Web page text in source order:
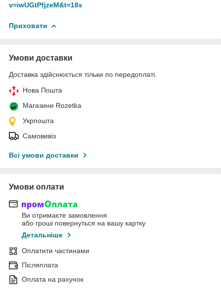
v=iwUGtPfjzeM&t=18s
Приховати
Умови доставки
Доставка здійснюється тільки по передоплаті.
Нова Пошта
Магазини Rozetka
Укрпошта
Самовивіз
Всі умови доставки
Умови оплати
Ви отримаєте замовлення
або гроші повернуться на вашу картку
Детальніше
Оплатити частинами
Післяплата
Оплата на рахунок